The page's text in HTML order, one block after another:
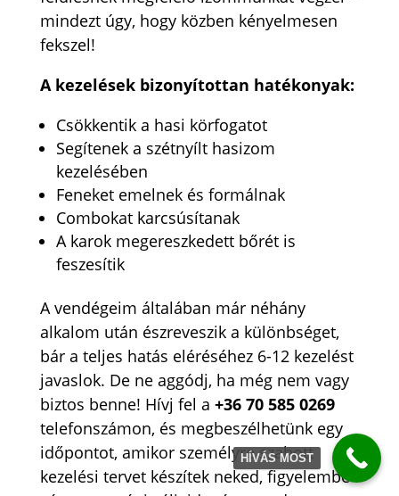
mindezt úgy, hogy közben kényelmesen
fekszel!
A kezelések bizonyítottan hatékonyak:
Csökkentik a hasi körfogatot
Segítenek a szétnyílt hasizom
kezelésében
Feneket emelnek és formálnak
Combokat karcsúsítanak
A karok megereszkedett bőrét is
feszesítik
A vendégeim általában már néhány
alkalom után észreveszik a különbséget,
bár a teljes hatás eléréséhez 6-12 kezelést
javaslok. De ne aggódj, ha még nem vagy
biztos benne! Hívj fel a +36 70 585 0269
telefonszámon, és megbeszélhetünk egy
időpontot, amikor személyre szabott
kezelési tervet készítek neked, figyelembe
HÍVÁS MOST